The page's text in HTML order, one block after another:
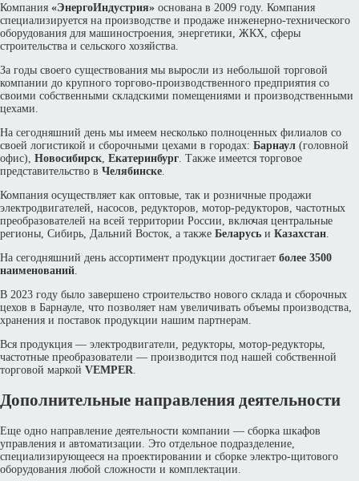
Компания «ЭнергоИндустрия» основана в 2009 году. Компания
специализируется на производстве и продаже инженерно-технического
оборудования для машиностроения, энергетики, ЖКХ, сферы
строительства и сельского хозяйства.
За годы своего существования мы выросли из небольшой торговой
компании до крупного торгово-производственного предприятия со
своими собственными складскими помещениями и производственными
цехами.
На сегодняшний день мы имеем несколько полноценных филиалов со
своей логистикой и сборочными цехами в городах: Барнаул (головной
офис), Новосибирск Екатеринбург . Также имеется торговое
представительство в Челябинске
Компания осуществляет как оптовые, так и розничные продажи
электродвигателей, насосов, редукторов, мотор-редукторов, частотных
преобразователей на всей территории России, включая центральные
регионы, Сибирь, Дальний Восток, а также Беларусь и Казахстан
На сегодняшний день ассортимент продукции достигает более 3500
наименований
В 2023 году было завершено строительство нового склада и сборочных
цехов в Барнауле, что позволяет нам увеличивать объемы производства,
хранения и поставок продукции нашим партнерам.
Вся продукция — электродвигатели, редукторы, мотор-редукторы,
частотные преобразователи — производится под нашей собственной
торговой маркой VEMPER
Дополнительные направления деятельности
Еще одно направление деятельности компании — сборка шкафов
управления и автоматизации. Это отдельное подразделение,
специализирующееся на проектировании и сборке электро-щитового
оборудования любой сложности и комплектации.